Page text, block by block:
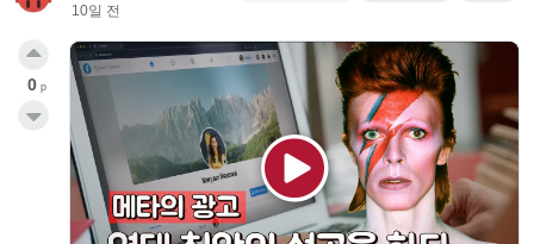
10일 전
0 p